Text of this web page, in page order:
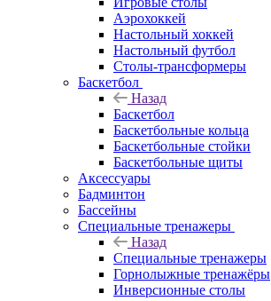
Аэрохоккей
Настольный хоккей
Настольный футбол
Столы-трансформеры
Баскетбол
Назад
Баскетбол
Баскетбольные кольца
Баскетбольные стойки
Баскетбольные щиты
Аксессуары
Бадминтон
Бассейны
Специальные тренажеры
Назад
Специальные тренажеры
Горнолыжные тренажёры
Инверсионные столы